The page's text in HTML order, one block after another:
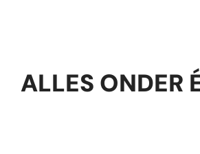
ALLES ONDER